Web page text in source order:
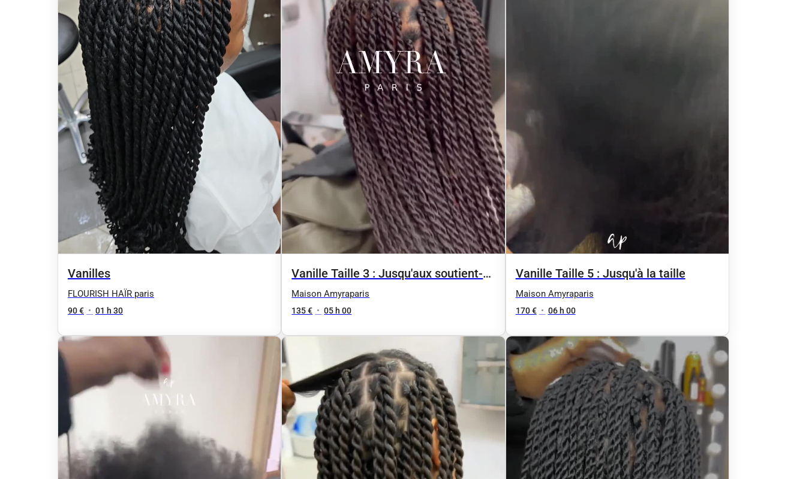
Vanilles
FLOURISH HAÏR paris
90 € • 01 h 30
Vanille Taille 3 : Jusqu'aux soutient-
gorge
Maison Amyraparis
135 € • 05 h 00
Vanille Taille 5 : Jusqu'à la taille
Maison Amyraparis
170 € • 06 h 00